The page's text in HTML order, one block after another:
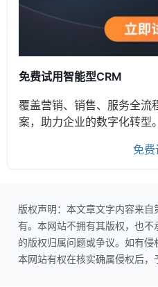
免费试用智能型CRM
覆盖营销、销售、服务全流
案，助力企业的数字化转型。
免费
版权声明：本文章文字内容来
有。本网站不拥有其版权，也
的版权归属问题或争议。如有侵
本网站有权在核实确属侵权后，